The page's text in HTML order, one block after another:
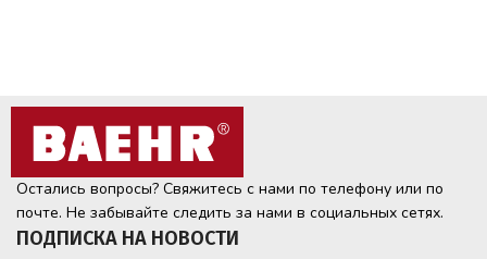
Остались вопросы? Свяжитесь с нами по телефону или по
почте. Не забывайте следить за нами в социальных сетях.
ПОДПИСКА НА НОВОСТИ